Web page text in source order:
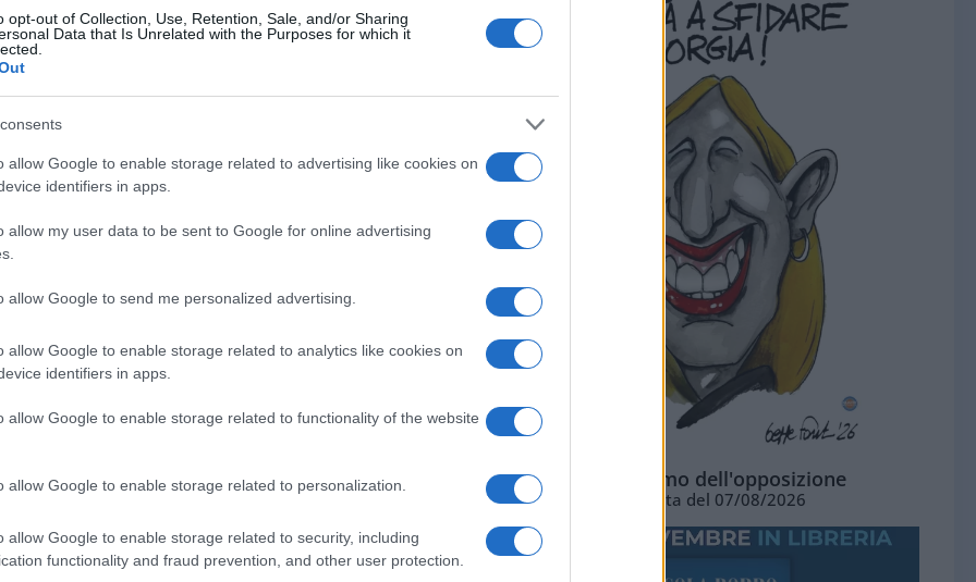
opt-out of Collection, Use, Retention, Sale, and/or Sharing
Data that Is Unrelated with the Purposes for which it
allow Google to enable storage related to advertising like cookies on
identifiers in apps.
allow my user data to be sent to Google for online advertising
allow Google to send me personalized advertising.
allow Google to enable storage related to analytics like cookies on
identifiers in apps.
allow Google to enable storage related to functionality of the website
allow Google to enable storage related to personalization.
allow Google to enable storage related to security, including
functionality and fraud prevention, and other user protection.
alta voce nel “salotti giusti”. E siccome
nemmeno possiamo chiamare a
un continente in queste
anno era lurido populismo,
recita così: «L’obiettivo di
e sia dalle parole di
emerge la convinzione che tempi e
acciaio, chimica, automotive, tutta
welfare europeo».
, da sola non risolve il problema. Per
ideologiche che nessun altro segue,
dico da esponente della siderurgia più
le regole sulle emissioni
non si potrà produrre più l’acciaio per le
fare con i forni elettrici.Dipenderemo
L'ottimismo dell'opposizione
Vignetta del 07/08/2026